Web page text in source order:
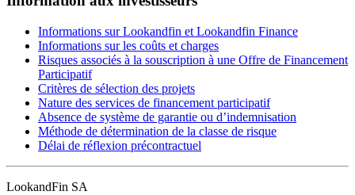
Informations sur Lookandfin et Lookandfin Finance
Informations sur les coûts et charges
Risques associés à la souscription à une Offre de Financement
Participatif
Critères de sélection des projets
Nature des services de financement participatif
Absence de système de garantie ou d’indemnisation
Méthode de détermination de la classe de risque
Délai de réflexion précontractuel
LookandFin SA